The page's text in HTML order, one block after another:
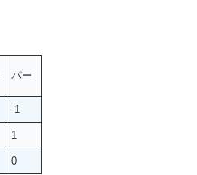
パー
-1
1
0